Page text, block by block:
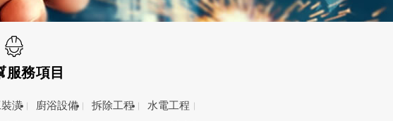
服務項目
潢 廚浴設備 拆除工程
水電工程